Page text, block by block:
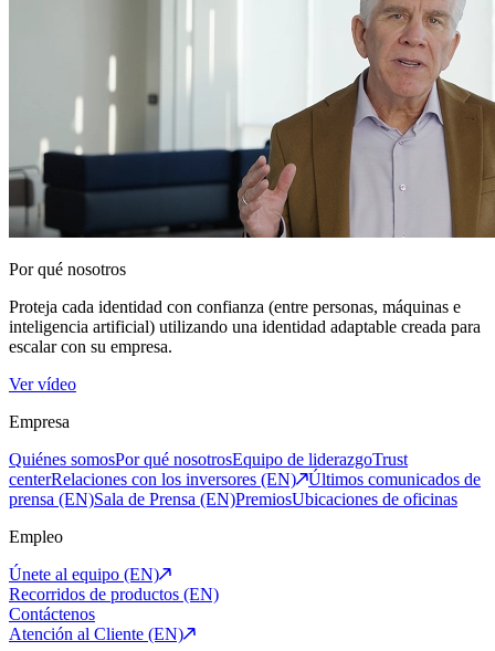
Por qué nosotros
Proteja cada identidad con confianza (entre personas, máquinas e
inteligencia artificial) utilizando una identidad adaptable creada para
escalar con su empresa.
Ver vídeo
Empresa
Quiénes somosPor qué nosotrosEquipo de liderazgoTrust
centerRelaciones con los inversores (EN)
Últimos comunicados de
prensa (EN)Sala de Prensa (EN)PremiosUbicaciones de oficinas
Empleo
Únete al equipo (EN)
Recorridos de productos (EN)
Contáctenos
Atención al Cliente (EN)